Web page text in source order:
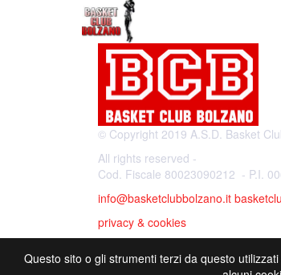
© Copyright 2019 A.S.D. Basket
All rights reserved -
Cod. Fiscale 80023090212 - P.I.
info@basketclubbolzano.it
privacy & cookies
Questo sito o gli strumenti terzi da questo